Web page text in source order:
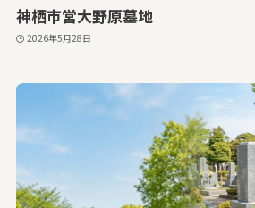
神栖市営大野原墓地
2026年5月28日